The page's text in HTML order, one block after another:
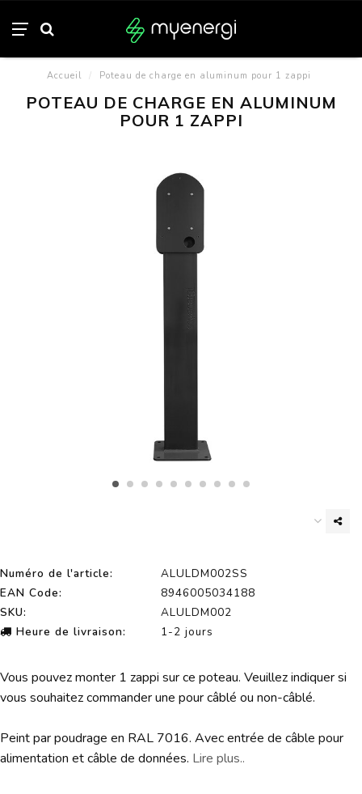
Accueil / Poteau de charge en aluminum pour 1 zappi
POTEAU DE CHARGE EN ALUMINUM
POUR 1 ZAPPI
Numéro de l'article:
ALULDM002SS
EAN Code:
8946005034188
SKU:
ALULDM002
Heure de livraison:
1-2 jours
Vous pouvez monter 1 zappi sur ce poteau. Veuillez indiquer si
vous souhaitez commander une pour câblé ou non-câblé.
Peint par poudrage en RAL 7016. Avec entrée de câble pour
alimentation et câble de données. Lire plus..